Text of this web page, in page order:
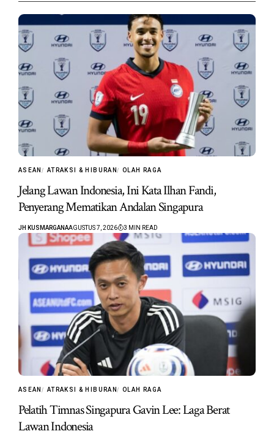
ASEAN ATRAKSI & HIBURAN OLAH RAGA
Jelang Lawan Indonesia, Ini Kata Ilhan Fandi,
Penyerang Mematikan Andalan Singapura
JH KUSMARGANAAGUSTUS 7, 2026 3 MIN READ
ASEAN ATRAKSI & HIBURAN OLAH RAGA
Pelatih Timnas Singapura Gavin Lee: Laga Berat
Lawan Indonesia